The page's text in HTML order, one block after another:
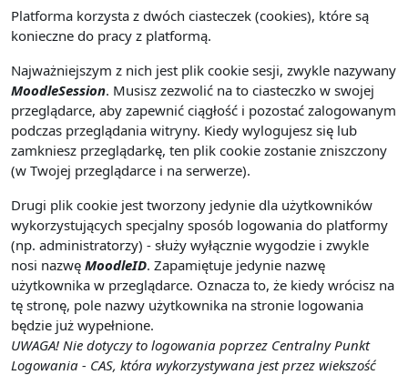
Platforma korzysta z dwóch ciasteczek (cookies), które są
konieczne do pracy z platformą.
Najważniejszym z nich jest plik cookie sesji, zwykle nazywany
MoodleSession. Musisz zezwolić na to ciasteczko w swojej
przeglądarce, aby zapewnić ciągłość i pozostać zalogowanym
podczas przeglądania witryny. Kiedy wylogujesz się lub
zamkniesz przeglądarkę, ten plik cookie zostanie zniszczony
(w Twojej przeglądarce i na serwerze).
Drugi plik cookie jest tworzony jedynie dla użytkowników
wykorzystujących specjalny sposób logowania do platformy
(np. administratorzy) - służy wyłącznie wygodzie i zwykle
nosi nazwę MoodleID. Zapamiętuje jedynie nazwę
użytkownika w przeglądarce. Oznacza to, że kiedy wrócisz na
tę stronę, pole nazwy użytkownika na stronie logowania
będzie już wypełnione.
UWAGA! Nie dotyczy to logowania poprzez Centralny Punkt
Logowania - CAS, która wykorzystywana jest przez wiekszość